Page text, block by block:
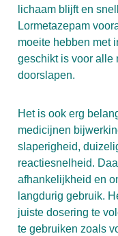
lichaam blijft en
Lormetazepam
moeite hebben met
geschikt is voor alle
doorslapen.
Het is ook erg
medicijnen
slaperigheid,
reactiesnelheid.
afhankelijkheid en
langdurig gebruik.
juiste dosering te
te gebruiken zoals